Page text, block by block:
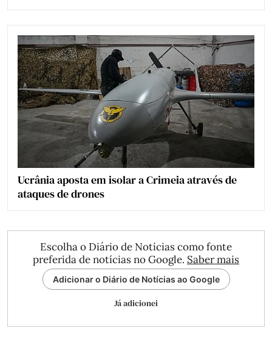
Ucrânia aposta em isolar a Crimeia através de
ataques de drones
Escolha o Diário de Notícias como fonte
preferida de notícias no Google. Saber mais
Adicionar o Diário de Notícias ao Google
Já adicionei